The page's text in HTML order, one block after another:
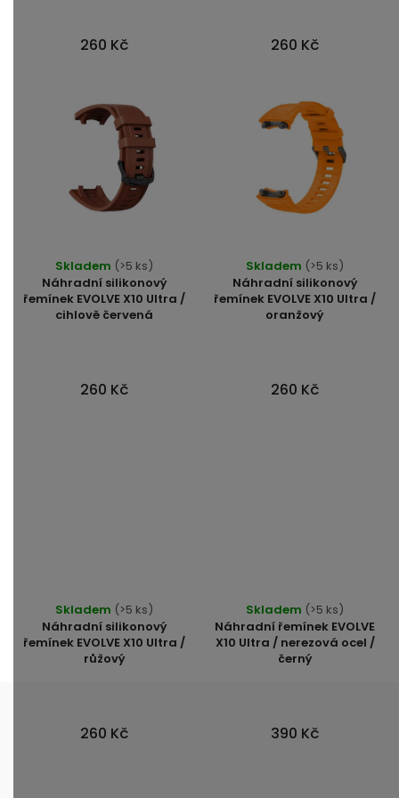
260 Kč
5
260 Kč
Náhradní silikonový
řemínek EVOLVE X10 Ultra /
cihlově červená
hodnocení
produktu
je
5
Skladem (>5 ks)
260 Kč
Náhradní silikonový
řemínek EVOLVE X10 Ultra /
oranžový
Skladem (>5 ks)
260 Kč
Náhradní silikonový
řemínek EVOLVE X10 Ultra /
růžový
Skladem (>5 ks)
260 Kč
Náhradní řemínek EVOLVE
X10 Ultra / nerezová ocel /
černý
Skladem (>5 ks)
390 Kč